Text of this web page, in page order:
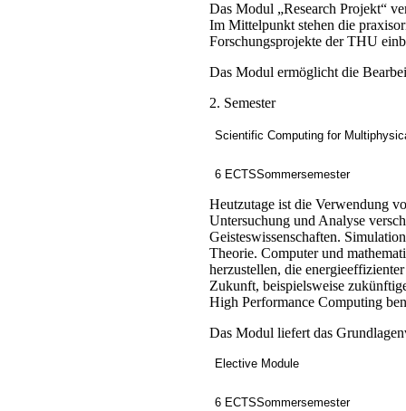
Das Modul „Research Projekt“
Im Mittelpunkt stehen die
Forschungsprojekte der THU
Das Modul ermöglicht die
2. Semester
Scientific Computing for
6 ECTSSommersemester
Heutzutage ist die Verwendung
Untersuchung und Analyse
Geisteswissenschaften.
Theorie. Computer und
herzustellen, die
Zukunft, beispielsweise
High Performance Computing
Das Modul liefert das
Elective Module
6 ECTSSommersemester